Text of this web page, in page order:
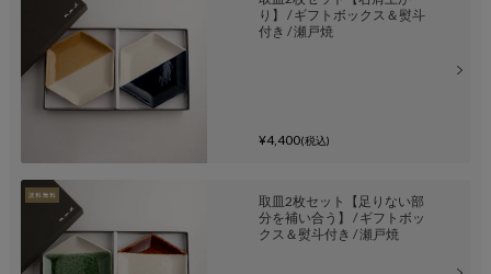
り】 / ギフトボックス＆熨斗
付き / 瀬戸焼
¥4,400(税込)
取皿2枚セット【足りない部
分を補い合う】 / ギフトボッ
クス＆熨斗付き / 瀬戸焼